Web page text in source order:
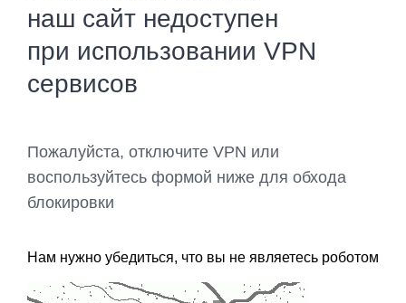
наш сайт недоступен
при использовании VPN
сервисов
Пожалуйста, отключите VPN или
воспользуйтесь формой ниже для обхода
блокировки
Нам нужно убедиться, что вы не являетесь роботом